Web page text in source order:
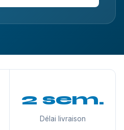
2 sem.
Délai livraison